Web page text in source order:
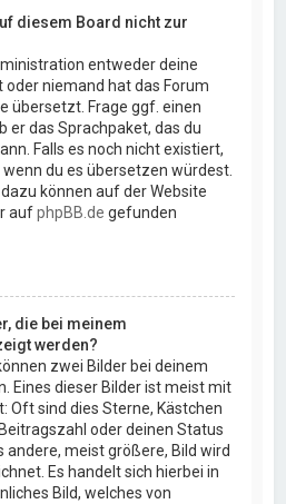
diesem Board nicht zur
entweder deine
niemand hat das Forum
übersetzt. Frage ggf. einen
er das Sprachpaket, das du
Falls es noch nicht existiert,
du es übersetzen würdest.
können auf der Website
aufphpBB.de gefunden
die bei meinem
werden?
zwei Bilder bei deinem
Eines dieser Bilder ist meist mit
Oft sind dies Sterne, Kästchen
oder deinen Status
andere, meist größere, Bild wird
Es handelt sich hierbei in
Bild, welches von